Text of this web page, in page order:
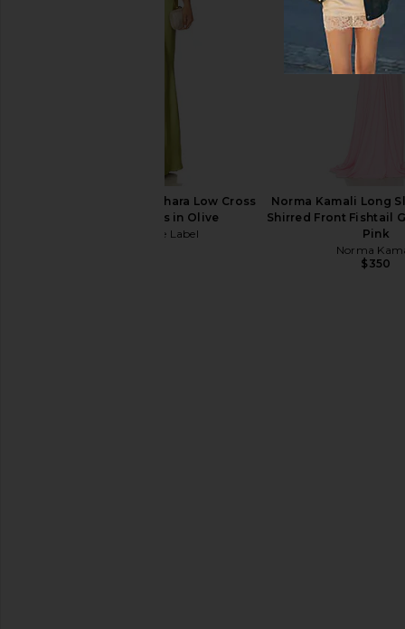
Runaway The Label Chara Low Cross
Back Maxi Dress in Olive
Runaway The Label
Norma Kamali Long
Shirred Front Fishtail
Pink
Norma
$350